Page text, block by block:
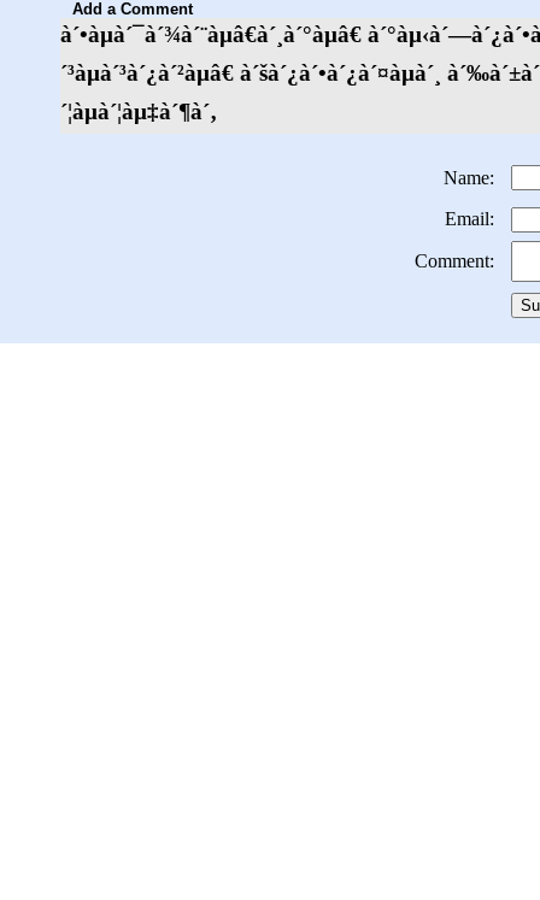
Add a Comment
à´•àµà´¯à´¾à´¨àµâ€à´¸à´°àµâ€
´³àµà´³à´¿à´²àµâ€ à´šà´¿à´•à´¿à´¤àµà´¸
´¦àµà´¦àµ‡à´¶à´‚
Name:
Email:
Comment: